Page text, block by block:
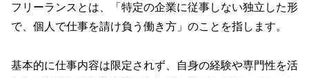
フリーランスとは、「特定の企業に従事しない独立した形
で、個人で仕事を請け負う働き方」のことを指します。
基本的に仕事内容は限定されず、自身の経験や専門性を活